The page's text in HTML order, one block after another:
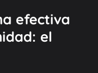
efectiva
el